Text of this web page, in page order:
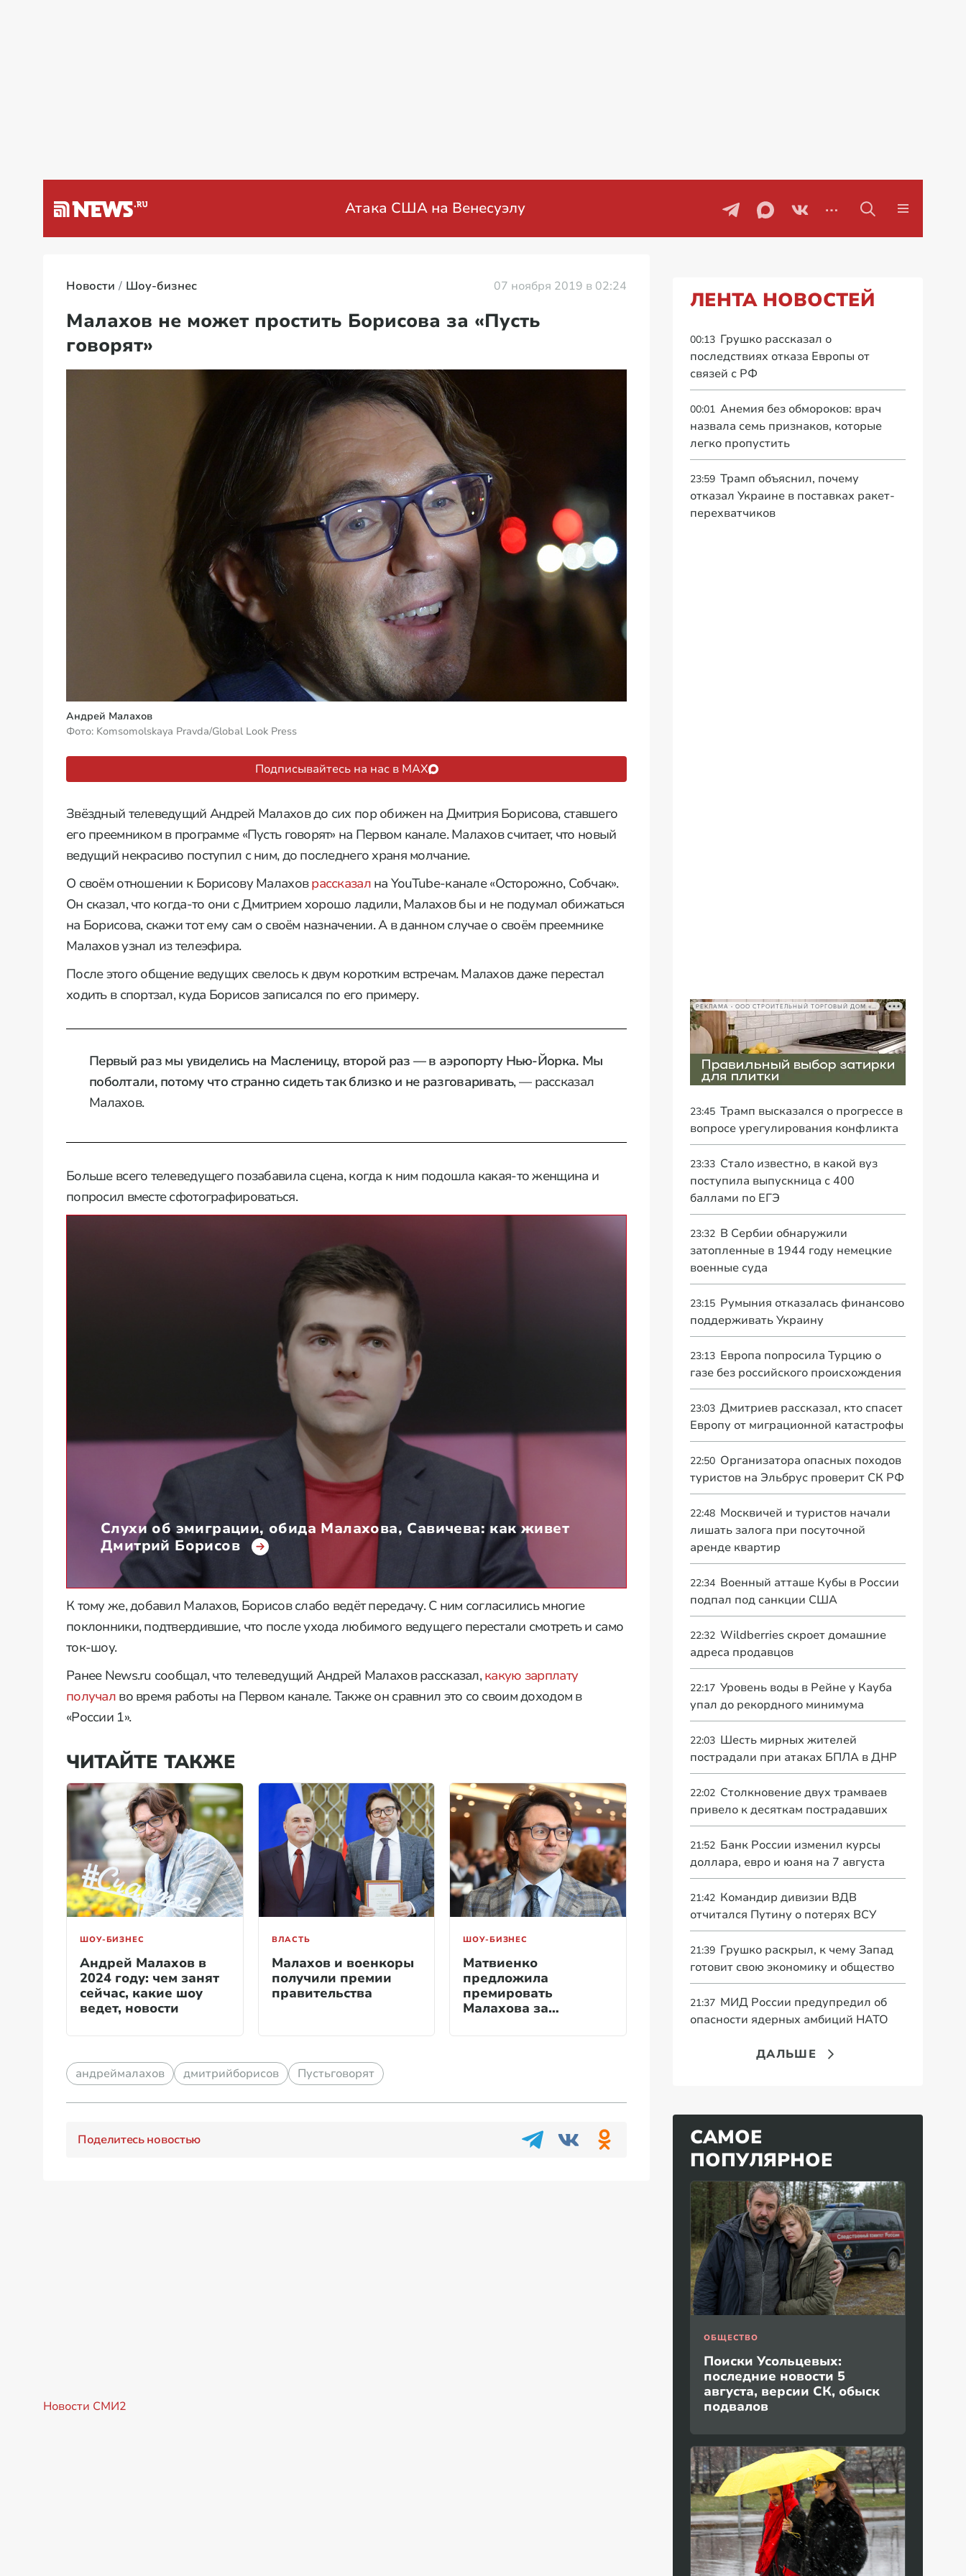
Специальная военная операция на Украине: мирные переговоры Проблемы с бензином в
Новости Шоу-бизнес 07 ноября 2019 в 02:24
Малахов не может простить Борисова за «Пусть
говорят»
Андрей Малахов
Фото: Komsomolskaya Pravda/Global Look Press
Подписывайтесь на нас в MAX
Звёздный телеведущий Андрей Малахов до сих пор обижен на Дмитрия Борисова, ставшего
его преемником в программе «Пусть говорят» на Первом канале. Малахов считает, что новый
ведущий некрасиво поступил с ним, до последнего храня молчание.
О своём отношении к Борисову Малаховрассказална YouTube-канале «Осторожно, Собчак».
Он сказал, что когда-то они с Дмитрием хорошо ладили, Малахов бы и не подумал обижаться
на Борисова, скажи тот ему сам о своём назначении. А в данном случае о своём преемнике
Малахов узнал из телеэфира.
После этого общение ведущих свелось к двум коротким встречам. Малахов даже перестал
ходить в спортзал, куда Борисов записался по его примеру.
Первый раз мы увиделись на Масленицу, второй раз — в аэропорту Нью-Йорка. Мы
поболтали, потому что странно сидеть так близко и не разговаривать, — рассказал
Малахов.
Больше всего телеведущего позабавила сцена, когда к ним подошла какая-то женщина и
попросил вместе сфотографироваться.
Слухи об эмиграции, обида Малахова, Савичева: как живет
Дмитрий Борисов
К тому же, добавил Малахов, Борисов слабо ведёт передачу. С ним согласились многие
поклонники, подтвердившие, что после ухода любимого ведущего перестали смотреть и само
ток-шоу.
Ранее News.ru сообщал, что телеведущий Андрей Малахов рассказал,какую зарплату
получалво время работы на Первом канале. Также он сравнил это со своим доходом в
«России 1».
ЧИТАЙТЕ ТАКЖЕ
ШОУ-БИЗНЕС
Андрей Малахов в
2024 году: чем занят
сейчас, какие шоу
ведет, новости
ВЛАСТЬ
Малахов и военкоры
получили премии
правительства
ШОУ-БИЗНЕС
Матвиенко
предложила
премировать
Малахова за
андреймалахов дмитрийборисов Пустьговорят
Поделитесь новостью
Новости СМИ2
ЛЕНТА НОВОСТЕЙ
00:13 Грушко рассказал о
последствиях отказа Европы от
связей с РФ
00:01 Анемия без обмороков: врач
назвала семь признаков, которые
легко пропустить
23:59 Трамп объяснил, почему
отказал Украине в поставках ракет-
перехватчиков
23:45 Трамп высказался о прогрессе в
вопросе урегулирования конфликта
23:33 Стало известно, в какой вуз
поступила выпускница с 400
баллами по ЕГЭ
23:32 В Сербии обнаружили
затопленные в 1944 году немецкие
военные суда
23:15 Румыния отказалась финансово
поддерживать Украину
23:13 Европа попросила Турцию о
газе без российского происхождения
23:03 Дмитриев рассказал, кто спасет
Европу от миграционной катастрофы
22:50 Организатора опасных походов
туристов на Эльбрус проверит СК РФ
22:48 Москвичей и туристов начали
лишать залога при посуточной
аренде квартир
22:34 Военный атташе Кубы в России
подпал под санкции США
22:32 Wildberries скроет домашние
адреса продавцов
22:17 Уровень воды в Рейне у Кауба
упал до рекордного минимума
22:03 Шесть мирных жителей
пострадали при атаках БПЛА в ДНР
22:02 Столкновение двух трамваев
привело к десяткам пострадавших
21:52 Банк России изменил курсы
доллара, евро и юаня на 7 августа
21:42 Командир дивизии ВДВ
отчитался Путину о потерях ВСУ
21:39 Грушко раскрыл, к чему Запад
готовит свою экономику и общество
21:37 МИД России предупредил об
опасности ядерных амбиций НАТО
ДАЛЬШЕ
САМОЕ
ПОПУЛЯРНОЕ
ОБЩЕСТВО
Поиски Усольцевых:
последние новости 5
августа, версии СК, обыск
подвалов